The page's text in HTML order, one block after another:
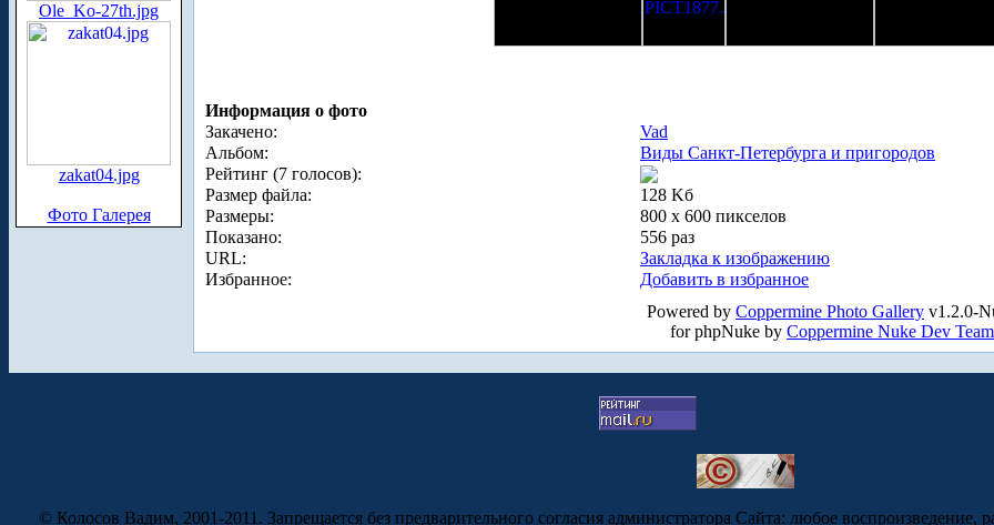
Ole_Ko-27th.jpg
zakat04.jpg
Фото Галерея
Информация о фото
Закачено:
Vad
Альбом:
Виды Санкт-Петербурга и пригородов
Рейтинг (7 голосов):
Размер файла:
128 Kб
Размеры:
800 x 600 пикселов
Показано:
556 раз
URL:
Закладка к изображению
Избранное:
Добавить в избранное
Powered by Coppermine Photo Gallery v1.2.0-
for phpNuke by Coppermine Nuke Dev Team
© Колосов Вадим, 2001-2011. Запрещается без предварительного согласия администратора Сайта: любое воспроизведение,